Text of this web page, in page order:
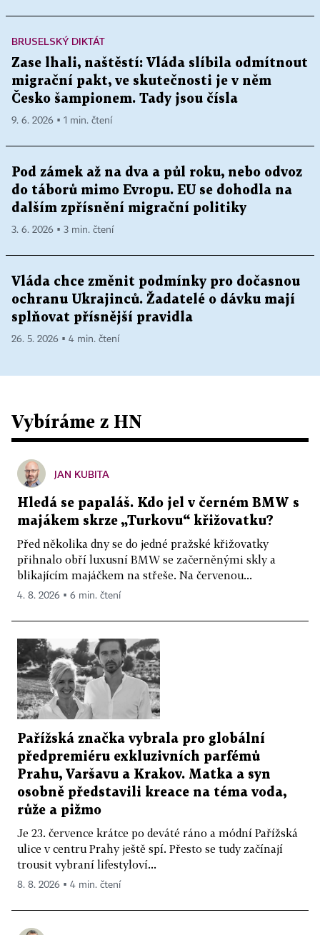
BRUSELSKÝ DIKTÁT
Zase lhali, naštěstí: Vláda slíbila odmítnout
migrační pakt, ve skutečnosti je v něm
Česko šampionem. Tady jsou čísla
9. 6. 2026 ▪ 1 min. čtení
Pod zámek až na dva a půl roku, nebo odvoz
do táborů mimo Evropu. EU se dohodla na
dalším zpřísnění migrační politiky
3. 6. 2026 ▪ 3 min. čtení
Vláda chce změnit podmínky pro dočasnou
ochranu Ukrajinců. Žadatelé o dávku mají
splňovat přísnější pravidla
26. 5. 2026 ▪ 4 min. čtení
Vybíráme z HN
JAN KUBITA
Hledá se papaláš. Kdo jel v černém BMW s
majákem skrze „Turkovu“ křižovatku?
Před několika dny se do jedné pražské křižovatky
přihnalo obří luxusní BMW se začerněnými skly a
blikajícím majáčkem na střeše. Na červenou...
4. 8. 2026 ▪ 6 min. čtení
Pařížská značka vybrala pro globální
předpremiéru exkluzivních parfémů
Prahu, Varšavu a Krakov. Matka a syn
osobně představili kreace na téma voda,
růže a pižmo
Je 23. července krátce po deváté ráno a módní Pařížská
ulice v centru Prahy ještě spí. Přesto se tudy začínají
trousit vybraní lifestyloví...
8. 8. 2026 ▪ 4 min. čtení